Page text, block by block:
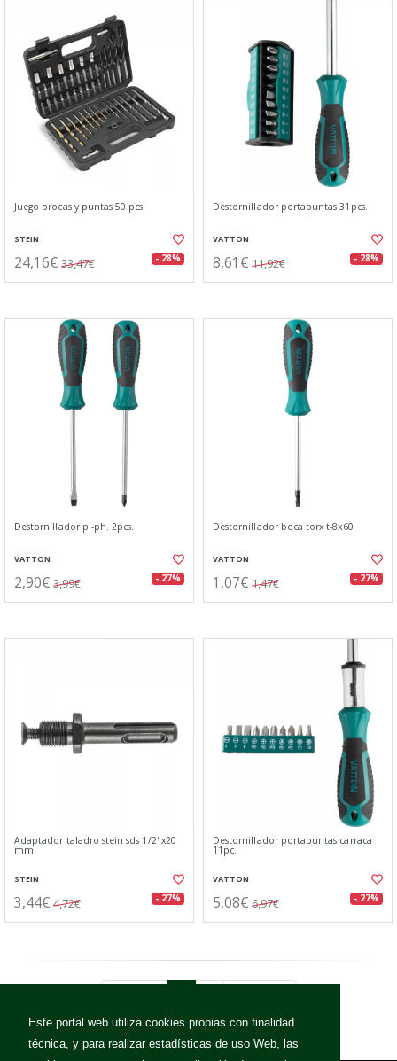
Este portal web utiliza cookies propias con finalidad
técnica, y para realizar estadísticas de uso Web, las
Juego brocas y puntas 50 pcs.
STEIN
24,16€ 33,47€ - 28%
Destornillador portapuntas 31pcs.
VATTON
8,61€ 11,92€ - 28%
Destornillador pl-ph. 2pcs.
VATTON
2,90€ 3,99€ - 27%
Destornillador boca torx t-8x60
VATTON
1,07€ 1,47€ - 27%
Adaptador taladro stein sds 1/2"x20
mm.
STEIN
3,44€ 4,72€ - 27%
Destornillador portapuntas carraca
11pc.
VATTON
5,08€ 6,97€ - 27%